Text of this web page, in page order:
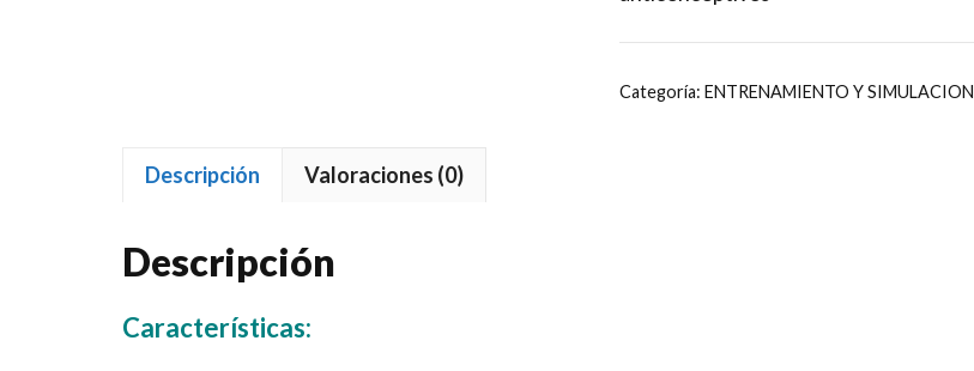
Categoría: ENTRENAMIENTO Y SIMULACION
Descripción Valoraciones (0)
Descripción
Características: